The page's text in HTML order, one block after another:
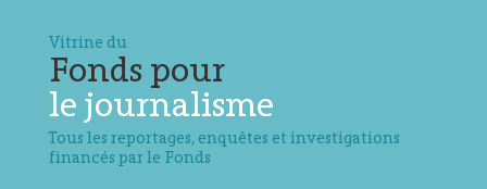
Vitrine du
Fonds pour
le journalisme
Tous les reportages, enquêtes et investigations
financés par le Fonds